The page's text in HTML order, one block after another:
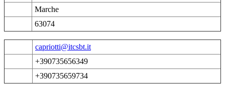
Marche
63074
capriotti@itcsbt.it
+390735656349
+390735659734